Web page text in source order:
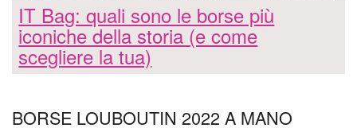
IT Bag: quali sono le borse più
iconiche della storia (e come
scegliere la tua)
BORSE LOUBOUTIN 2022 A MANO